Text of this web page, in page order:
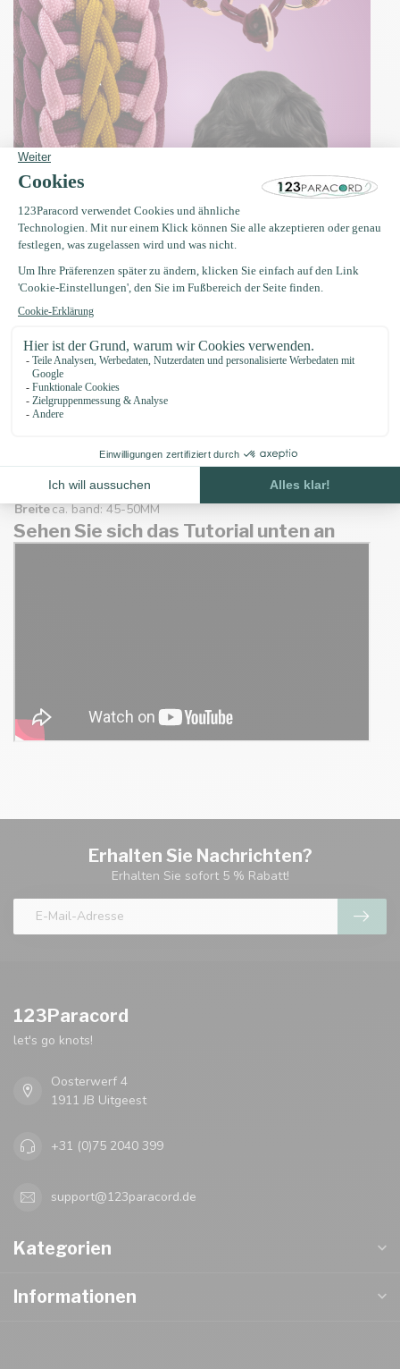
Verwendete Produkte:
8M Typ III Burgundy / Goldenrod Diamond (
7M Typ III Burgundy (
Link
5M Typ III Fuchsia (Link)
5M Typ III Rose Rosa (
4M Typ III Goldenrod (
2x O-ringe 35 X 4MM Rosegold (
Reifeneigenschaften:
ca. band: 14MM
Breiteca. band: 45-50MM
Sehen Sie sich das Tutorial unten an
Erhalten Sie Nachrichten?
Erhalten Sie sofort 5 % Rabatt!
123Paracord
let's go knots!
Oosterwerf 4
1911 JB Uitgeest
+31 (0)75 2040 399
support@123paracord.de
Kategorien
Informationen